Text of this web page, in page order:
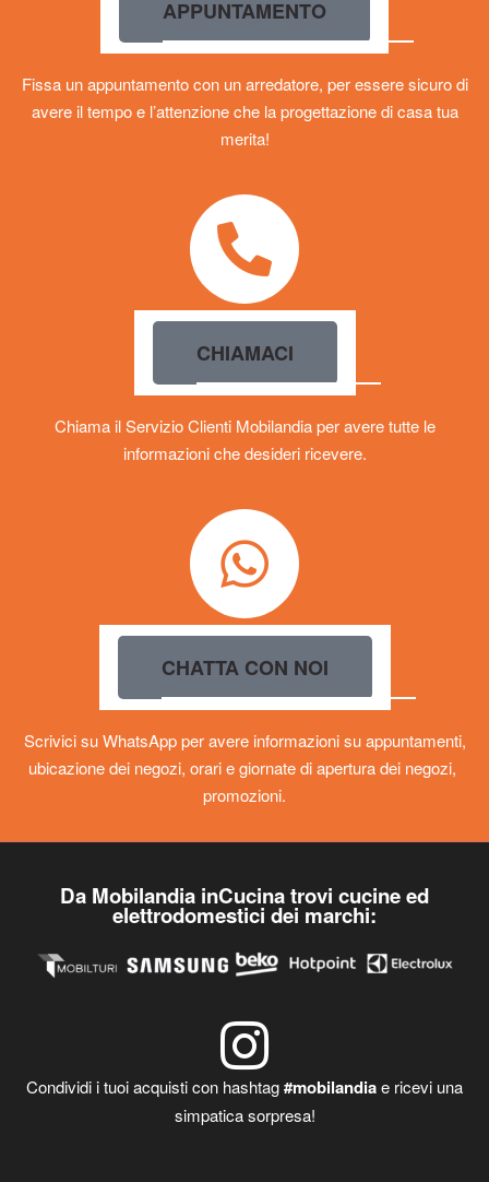
APPUNTAMENTO
Fissa un appuntamento con un arredatore, per essere sicuro di
avere il tempo e l’attenzione che la progettazione di casa tua
merita!
CHIAMACI
Chiama il Servizio Clienti Mobilandia per avere tutte le
informazioni che desideri ricevere.
CHATTA CON NOI
Scrivici su WhatsApp per avere informazioni su appuntamenti,
ubicazione dei negozi, orari e giornate di apertura dei negozi,
promozioni.
Da Mobilandia inCucina trovi cucine ed
elettrodomestici dei marchi:
Condividi i tuoi acquisti con hashtag#mobilandiae ricevi una
simpatica sorpresa!